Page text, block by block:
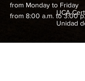
from Monday to Friday
from 8:00 a.m. to 3:00
UCA
Unidad